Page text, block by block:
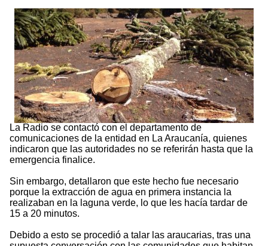
La Radio se contactó con el departamento de
comunicaciones de la entidad en La Araucanía, quienes
indicaron que las autoridades no se referirán hasta que la
emergencia finalice.
Sin embargo, detallaron que este hecho fue necesario
porque la extracción de agua en primera instancia la
realizaban en la laguna verde, lo que les hacía tardar de
15 a 20 minutos.
Debido a esto se procedió a talar las araucarias, tras una